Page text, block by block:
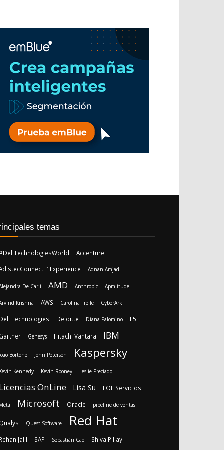
temas
Accenture
Adnan Amjad
De Carli AMD Anthropic Apmlitude
Krishna AWS Carolina Freile CyberArk
Technologies Deloitte Diana Palomino F5
Genesys Hitachi Vantara IBM
Bortone John Peterson Kaspersky
Kennedy Kevin Rooney Leslie Preciado
OnLine Lisa Su LOL Servicios
Microsoft Oracle pipeline de ventas
Quest Software Red Hat
Jalil SAP Sebastián Cao Shiva Pillay